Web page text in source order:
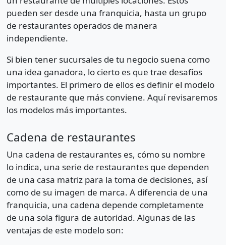
pueden ser desde una franquicia, hasta un grupo
de restaurantes operados de manera
independiente.
Si bien tener sucursales de tu negocio suena como
una idea ganadora, lo cierto es que trae desafíos
importantes. El primero de ellos es definir el modelo
de restaurante que más conviene. Aquí revisaremos
los modelos más importantes.
Cadena de restaurantes
Una cadena de restaurantes es, cómo su nombre
lo indica, una serie de restaurantes que dependen
de una casa matriz para la toma de decisiones, así
como de su imagen de marca. A diferencia de una
franquicia, una cadena depende completamente
de una sola figura de autoridad. Algunas de las
ventajas de este modelo son: